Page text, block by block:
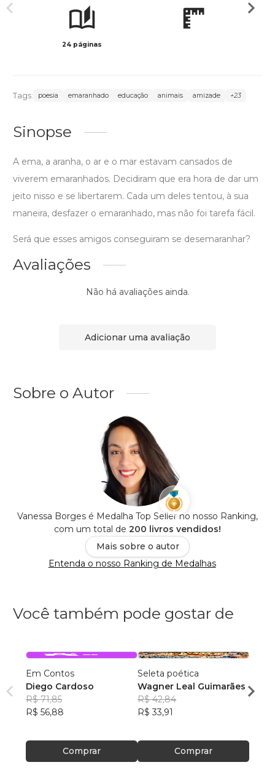
24 páginas
Tags: poesia emaranhado educação animais amizade +23
Sinopse
A ema, a aranha, o ar e o mar estavam cansados de
viverem emaranhados. Decidiram que era hora de dar um
jeito nisso e se libertarem. Cada um deles tentou, à sua
maneira, desfazer o emaranhado, mas não foi tarefa fácil.
Será que esses amigos conseguiram se desemaranhar?
Avaliações
Não há avaliações ainda.
Adicionar uma avaliação
Sobre o Autor
Vanessa Borges é Medalha Top Seller no nosso Ranking,
com um total de 200 livros vendidos!
Mais sobre o autor
Entenda o nosso Ranking de Medalhas
Você também pode gostar de
Em Contos
Diego Cardoso
R$ 71,85
R$ 56,88
Comprar
Seleta poética
Wagner Leal Guimarães
R$ 42,84
R$ 33,91
Comprar
ainda
Carla